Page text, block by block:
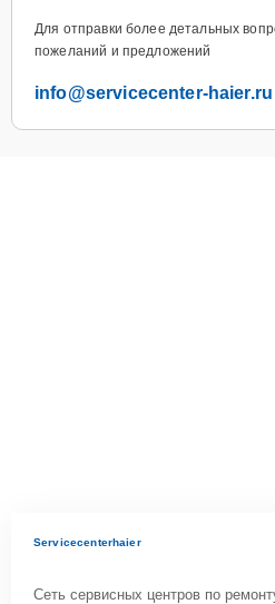
Для отправки более детальных
пожеланий и предложений
info@servicecenter-haier.ru
Servicecenterhaier
Сеть сервисных центров по